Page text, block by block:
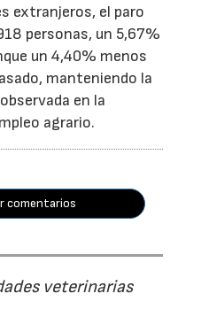
extranjeros, el paro
personas, un 5,67%
un 4,40% menos
manteniendo la
en la
agrario.
comentarios
veterinarias